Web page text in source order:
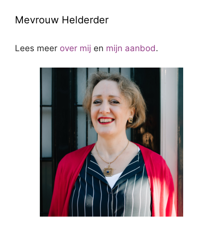
Mevrouw Helderder
Lees meer over mij en mijn aanbod.